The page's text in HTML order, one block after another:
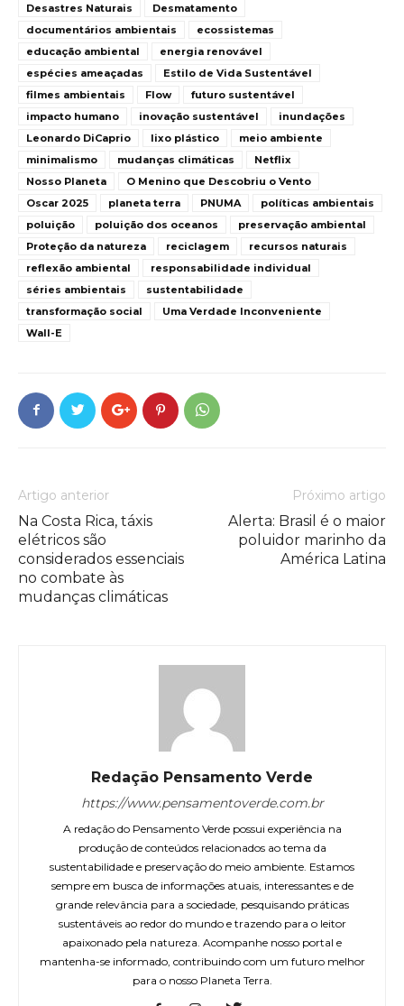
Desastres Naturais
Desmatamento
documentários ambientais
ecossistemas
educação ambiental
energia renovável
espécies ameaçadas
Estilo de Vida Sustentável
filmes ambientais
Flow
futuro sustentável
impacto humano
inovação sustentável
inundações
Leonardo DiCaprio
lixo plástico
meio ambiente
minimalismo
mudanças climáticas
Netflix
Nosso Planeta
O Menino que Descobriu o Vento
Oscar 2025
planeta terra PNUMA
políticas ambientais
poluição
poluição dos oceanos
preservação ambiental
Proteção da natureza
reciclagem
recursos naturais
reflexão ambiental
responsabilidade individual
séries ambientais
sustentabilidade
transformação social
Uma Verdade Inconveniente
Wall-E
Artigo anterior
Na Costa Rica, táxis
elétricos são
considerados essenciais
no combate às
mudanças climáticas
Próximo artigo
Alerta: Brasil é o maior
poluidor marinho da
América Latina
Redação Pensamento Verde
https://www.pensamentoverde.com.br
A redação do Pensamento Verde possui experiência na
produção de conteúdos relacionados ao tema da
sustentabilidade e preservação do meio ambiente. Estamos
sempre em busca de informações atuais, interessantes e de
grande relevância para a sociedade, pesquisando práticas
sustentáveis ao redor do mundo e trazendo para o leitor
apaixonado pela natureza. Acompanhe nosso portal e
mantenha-se informado, contribuindo com um futuro melhor
para o nosso Planeta Terra.